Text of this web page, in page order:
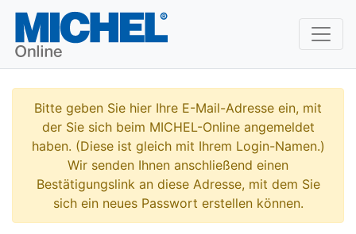
Bitte geben Sie hier Ihre E-Mail-Adresse ein, mit
der Sie sich beim MICHEL-Online angemeldet
haben. (Diese ist gleich mit Ihrem Login-Namen.)
Wir senden Ihnen anschließend einen
Bestätigungslink an diese Adresse, mit dem Sie
sich ein neues Passwort erstellen können.